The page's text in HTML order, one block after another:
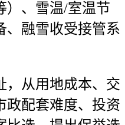
）、雪温/室温节
、融雪收受接管系
从用地成本、交
政配套难度、投资